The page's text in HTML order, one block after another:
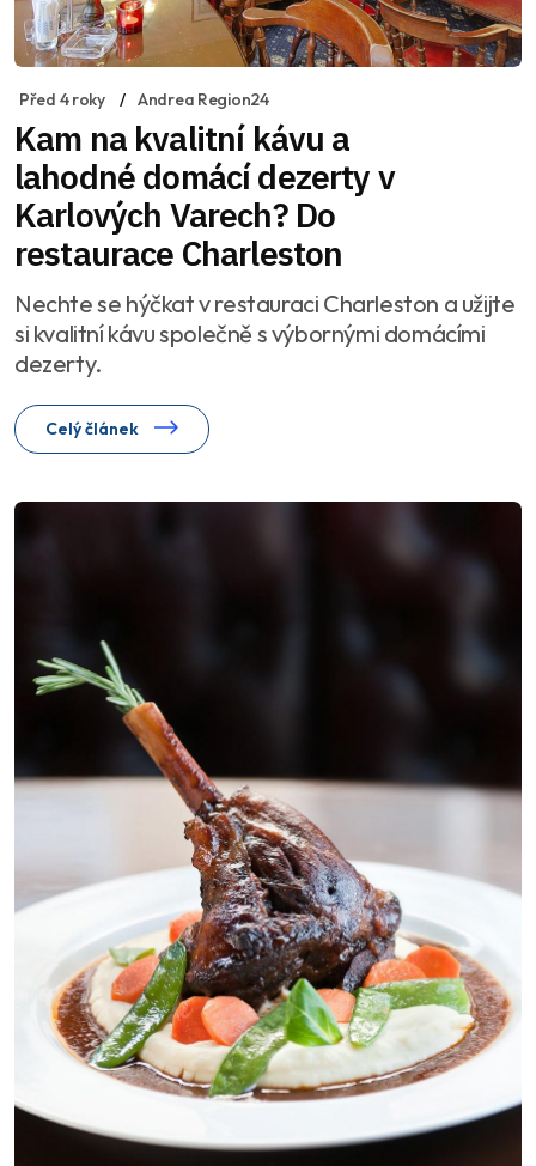
Před 4 roky Andrea Region24
Kam na kvalitní kávu a
lahodné domácí dezerty v
Karlových Varech? Do
restaurace Charleston
Nechte se hýčkat v restauraci Charleston a užijte
si kvalitní kávu společně s výbornými domácími
dezerty.
Celý článek